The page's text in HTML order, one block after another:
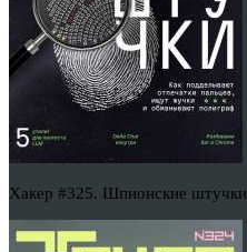
Хакер #325. Шпионские штучки